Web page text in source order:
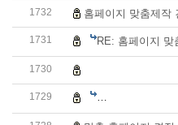
1732 홈페이지 맞춤제작
1731 RE: 홈페이지 맞
1730
1729 RE: 사회복지관